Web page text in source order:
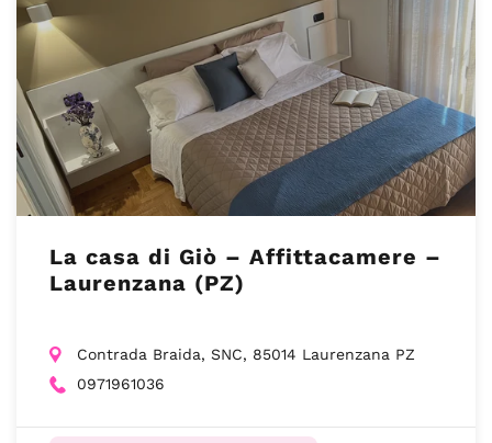
La casa di Giò – Affittacamere –
Laurenzana (PZ)
Contrada Braida, SNC, 85014 Laurenzana PZ
0971961036